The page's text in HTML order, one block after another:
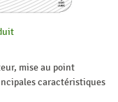
mise au point
caractéristiques